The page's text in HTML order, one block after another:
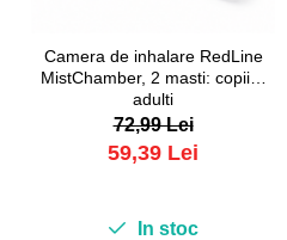
Camera de inhalare RedLine
MistChamber, 2 masti: copii si
adulti
72,99 Lei
59,39 Lei
In stoc